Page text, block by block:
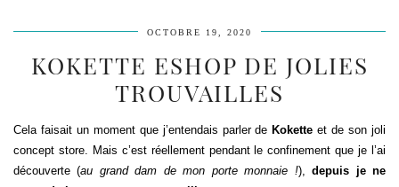
OCTOBRE 19, 2020
KOKETTE ESHOP DE JOLIES
TROUVAILLES
Cela faisait un moment que j’entendais parler de Kokette et de son joli
concept store. Mais c’est réellement pendant le confinement que je l’ai
découverte (au grand dam de mon porte monnaie !),depuis je ne